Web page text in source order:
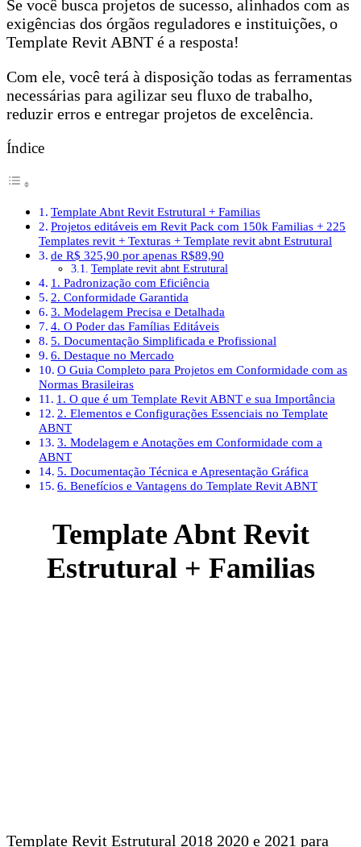
Se você busca projetos de sucesso, alinhados com as
exigências dos órgãos reguladores e instituições, o
Template Revit ABNT é a resposta!
Com ele, você terá à disposição todas as ferramentas
necessárias para agilizar seu fluxo de trabalho,
reduzir erros e entregar projetos de excelência.
Índice
Template Abnt Revit Estrutural + Familias
Projetos editáveis em Revit Pack com 150k Familias + 225
Templates revit + Texturas + Template revit abnt Estrutural
de R$ 325,90 por apenas R$89,90
Template revit abnt Estrutural
1. Padronização com Eficiência
2. Conformidade Garantida
3. Modelagem Precisa e Detalhada
4. O Poder das Famílias Editáveis
5. Documentação Simplificada e Profissional
6. Destaque no Mercado
O Guia Completo para Projetos em Conformidade com as
Normas Brasileiras
1. O que é um Template Revit ABNT e sua Importância
2. Elementos e Configurações Essenciais no Template
ABNT
3. Modelagem e Anotações em Conformidade com a
ABNT
5. Documentação Técnica e Apresentação Gráfica
6. Benefícios e Vantagens do Template Revit ABNT
Template Abnt Revit
Estrutural + Familias
Template Revit Estrutural 2018 2020 e 2021 para